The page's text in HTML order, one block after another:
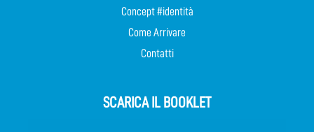
Concept #identità
Come Arrivare
Contatti
SCARICA IL BOOKLET